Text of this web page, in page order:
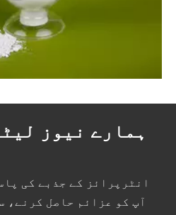
ہمارے نیوز
انٹرپرائز کے جذبے کی
آپ کو عزائم حاصل کرنے،